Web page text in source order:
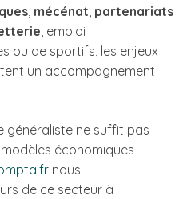
, mécénat, partenariats
, emploi
ou de sportifs, les enjeux
un accompagnement
généraliste ne suffit pas
économiques
nous
de ce secteur à